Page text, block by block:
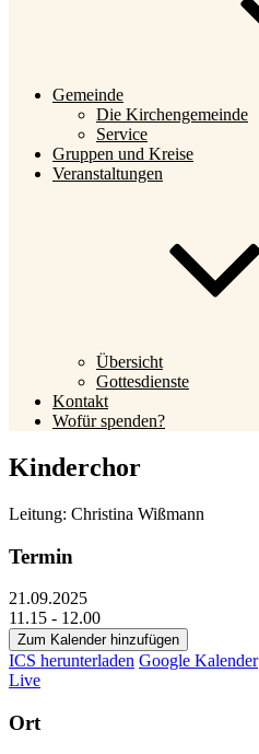
Gemeinde
Die Kirchengemeinde
Service
Gruppen und Kreise
Veranstaltungen
Übersicht
Gottesdienste
Kontakt
Wofür spenden?
Kinderchor
Leitung: Christina Wißmann
Termin
21.09.2025
11.15 - 12.00
Zum Kalender hinzufügen
ICS herunterladen Google Kalender
Live
Ort